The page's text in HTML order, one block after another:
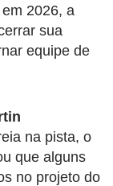
2026, a
sua
equipe de
na pista, o
que alguns
no projeto do